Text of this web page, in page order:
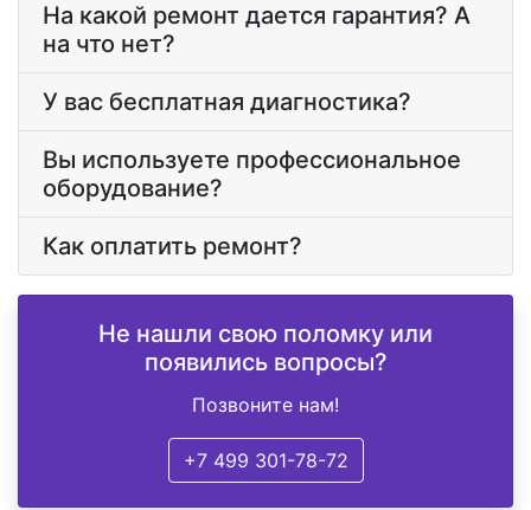
На какой ремонт дается гарантия? А
на что нет?
У вас бесплатная диагностика?
Вы используете профессиональное
оборудование?
Как оплатить ремонт?
Не нашли свою поломку или
появились вопросы?
Позвоните нам!
+7 499 301-78-72